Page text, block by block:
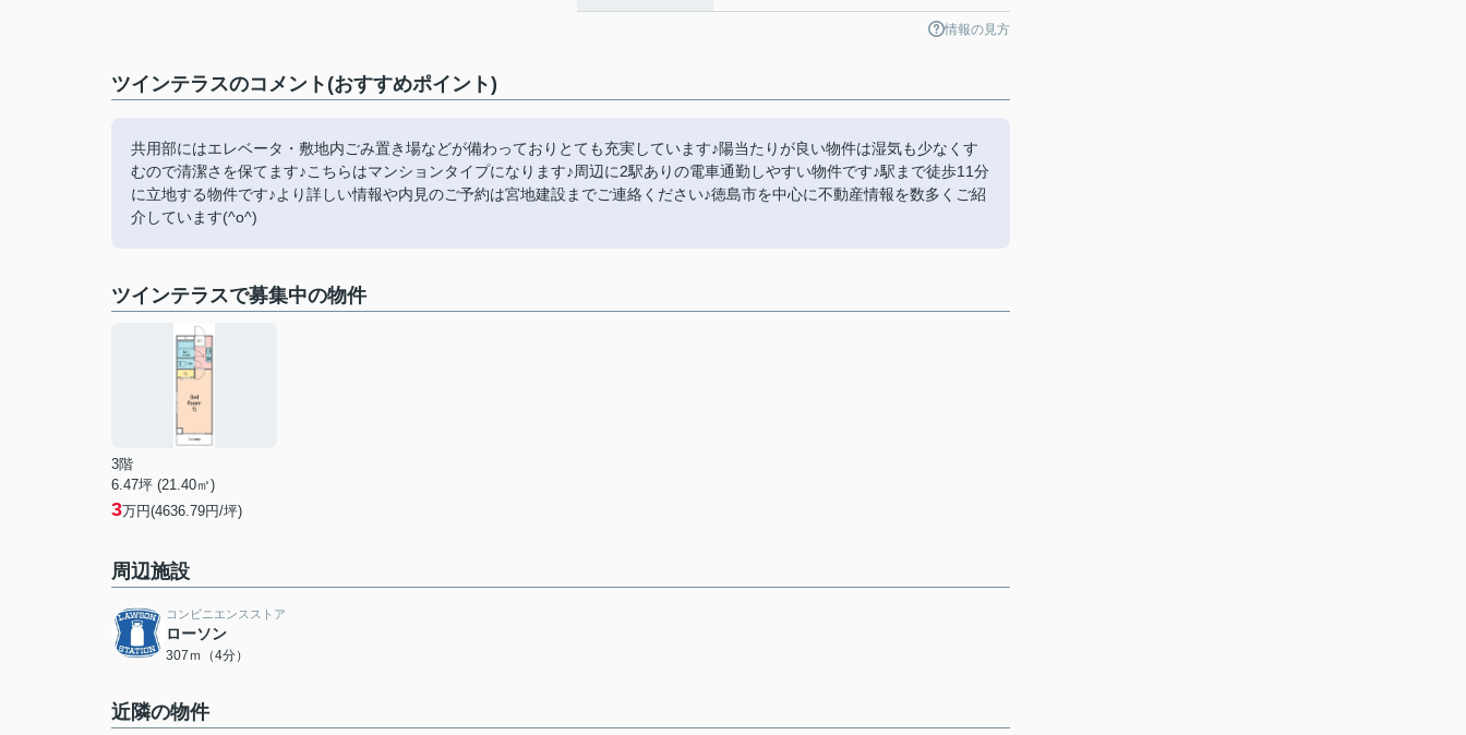
情報の見方
ツインテラスのコメント(おすすめポイント)
共用部にはエレベータ・敷地内ごみ置き場などが備わっておりとても充実しています♪陽当たりが良い物件は湿気も少なくす
むので清潔さを保てます♪こちらはマンションタイプになります♪周辺に2駅ありの電車通勤しやすい物件です♪駅まで徒歩11分
に立地する物件です♪より詳しい情報や内見のご予約は宮地建設までご連絡ください♪徳島市を中心に不動産情報を数多くご紹
介しています(^o^)
ツインテラスで募集中の物件
3階
6.47坪 (21.40㎡)
3万円(4636.79円/坪)
周辺施設
コンビニエンスストア
ローソン
307ｍ（4分）
近隣の物件